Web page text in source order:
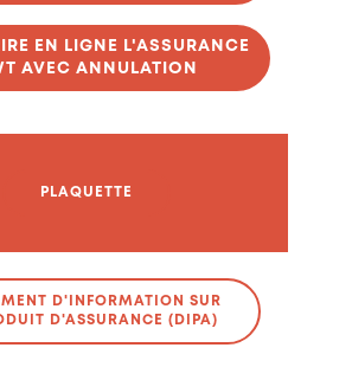
EN LIGNE L'ASSURANCE
AVEC ANNULATION
PLAQUETTE
D'INFORMATION SUR
D'ASSURANCE (DIPA)